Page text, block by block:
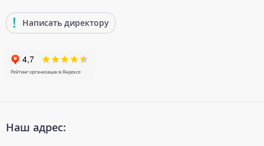
Написать директору
Наш адрес: